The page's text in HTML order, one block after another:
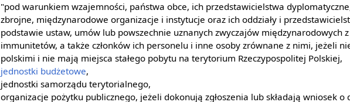
"pod warunkiem wzajemności, państwa obce, ich przedstawicielstwa
zbrojne, międzynarodowe organizacje i instytucje oraz ich oddziały i
podstawie ustaw, umów lub powszechnie uznanych zwyczajów międzynarodowych
immunitetów, a także członków ich personelu i inne osoby zrównane z nimi, jeżeli
polskimi i nie mają miejsca stałego pobytu na terytorium Rzeczypospolitej Polskiej,
jednostki budżetowe,
jednostki samorządu terytorialnego,
organizacje pożytku publicznego, jeżeli dokonują zgłoszenia lub składają wniosek o